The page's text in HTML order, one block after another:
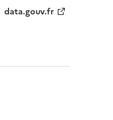
data.gouv.fr